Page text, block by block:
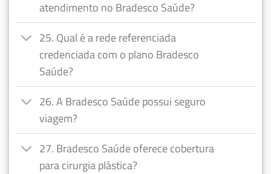
atendimento no Bradesco Saúde?
25. Qual é a rede referenciada
credenciada com o plano Bradesco
Saúde?
26. A Bradesco Saúde possui seguro
viagem?
27. Bradesco Saúde oferece cobertura
para cirurgia plástica?